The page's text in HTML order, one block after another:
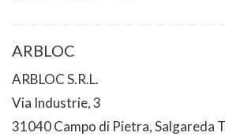
ARBLOC
ARBLOC S.R.L.
Via Industrie, 3
31040 Campo di Pietra, Salgareda